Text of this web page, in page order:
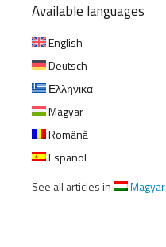
Available languages
English
Deutsch
Ελληνικα
Magyar
Română
Español
See all articles in
Magyar